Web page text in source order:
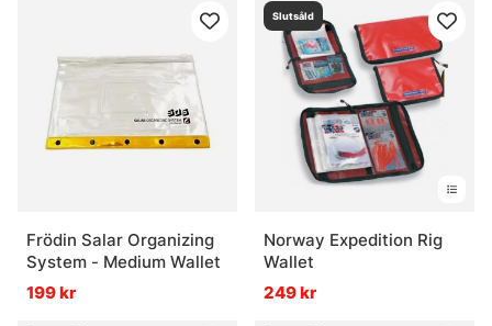
Frödin Salar Organizing
System - Medium Wallet
199 kr
Slutsåld
Norway Expedition Rig
Wallet
249 kr